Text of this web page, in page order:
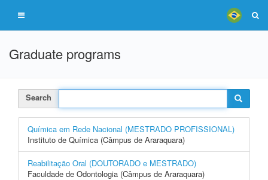
Graduate programs
Search
Química em Rede Nacional (MESTRADO PROFISSIONAL)
Instituto de Química (Câmpus de Araraquara)
Reabilitação Oral (DOUTORADO e MESTRADO)
Faculdade de Odontologia (Câmpus de Araraquara)